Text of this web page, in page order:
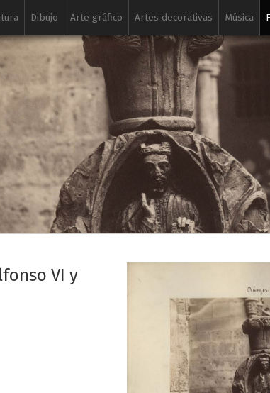
Dibujo Arte gráfico Artes decorativas Música
VI y